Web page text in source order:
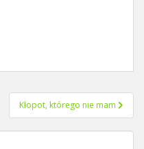
Kłopot, którego nie mam